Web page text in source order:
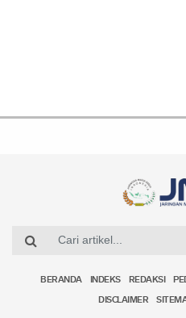
BERANDA INDEKS REDAKSI
DISCLAIMER